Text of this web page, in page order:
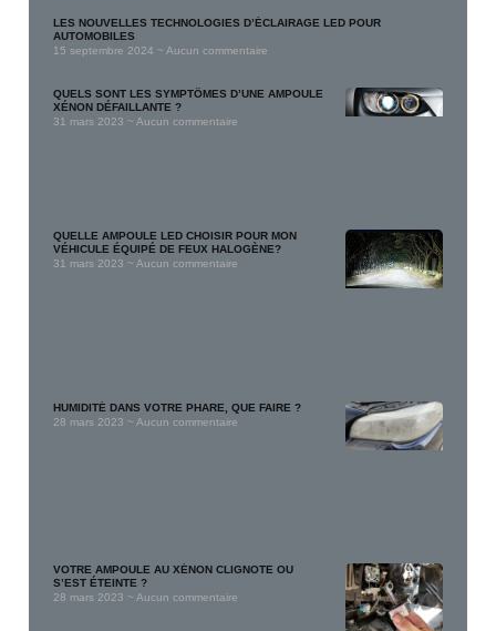
LES NOUVELLES TECHNOLOGIES D’ÉCLAIRAGE LED POUR
AUTOMOBILES
15 septembre 2024
Aucun commentaire
QUELS SONT LES SYMPTÔMES D’UNE AMPOULE
XÉNON DÉFAILLANTE ?
31 mars 2023
Aucun commentaire
QUELLE AMPOULE LED CHOISIR POUR MON
VÉHICULE ÉQUIPÉ DE FEUX HALOGÈNE?
31 mars 2023
Aucun commentaire
HUMIDITÉ DANS VOTRE PHARE, QUE FAIRE ?
28 mars 2023
Aucun commentaire
VOTRE AMPOULE AU XÉNON CLIGNOTE OU
S’EST ÉTEINTE ?
28 mars 2023
Aucun commentaire